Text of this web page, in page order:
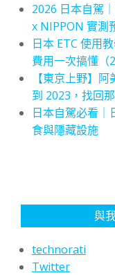
2026 日本自駕
x NIPPON 實測
日本 ETC 使用
費用一次搞懂（
【東京上野】
到 2023，找回
日本自駕必看｜
食與隱藏設施
與
technorati
Twitter